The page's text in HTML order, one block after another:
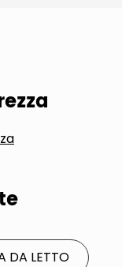
DA LETTO